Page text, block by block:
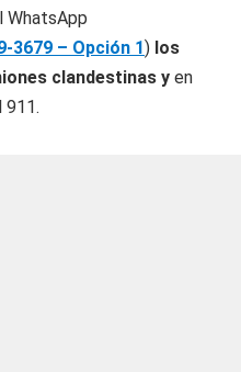
WhatsApp
3679 – Opción 1) los
clandestinas y en
911.